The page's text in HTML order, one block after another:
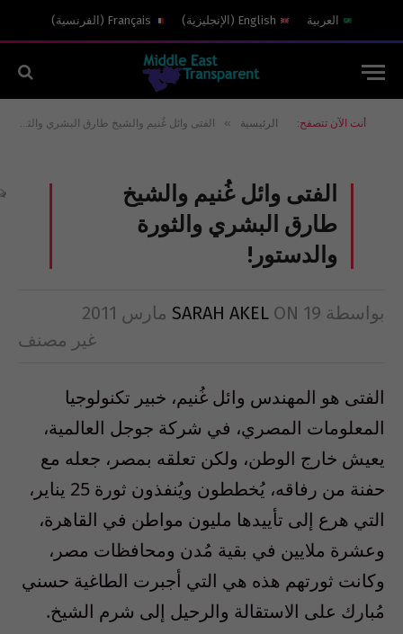
العربية English
( الإنجليزية)
Français
( الفرنسية)
أنت الآن تتصفح: الرئيسية » الفتى وائل غُنيم والشيخ طارق البشري والثورة والدستور!
الفتى وائل غُنيم والشيخ
طارق البشري والثورة
والدستور!
بواسطة SARAH AKEL ON 19 مارس 2011
غير مصنف
الفتى هو المهندس وائل غُنيم، خبير تكنولوجيا
المعلومات المصري، في شركة جوجل العالمية،
يعيش خارج الوطن، ولكن تعلقه بمصر، جعله مع
حفنة من رفاقه، يُخططون ويُنفذون ثورة 25 يناير،
التي هرع إلى تأييدها مليون مواطن في القاهرة،
وعشرة ملايين في بقية مُدن ومحافظات مصر،
وكانت ثورتهم هذه هي التي أجبرت الطاغية حسني
مُبارك على الاستقالة والرحيل إلى شرم الشيخ.